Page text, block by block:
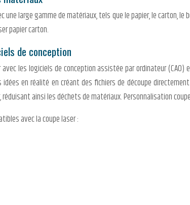
une large gamme de matériaux, tels que le papier, le carton,
papier carton.
de conception
les logiciels de conception assistée par ordinateur
en réalité en créant des fichiers de découpe
ainsi les déchets de matériaux. Personnalisation
avec la coupe laser :